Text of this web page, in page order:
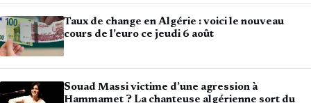
Taux de change en Algérie : voici le nouveau
cours de l’euro ce jeudi 6 août
Souad Massi victime d’une agression à
Hammamet ? La chanteuse algérienne sort du